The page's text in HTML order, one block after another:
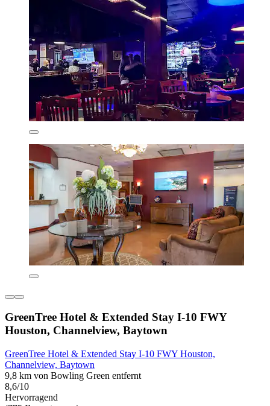
GreenTree Hotel & Extended Stay I-10 FWY
Houston, Channelview, Baytown
GreenTree Hotel & Extended Stay I-10 FWY Houston,
Channelview, Baytown
9,8 km von Bowling Green entfernt
8,6/10
Hervorragend